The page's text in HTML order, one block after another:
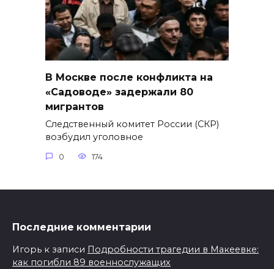
В Москве после конфликта на
«Садоводе» задержали 80
мигрантов
Следственный комитет России (СКР)
возбудил уголовное
0 174
Последние комментарии
Игорь к записи Подробности трагедии в Макеевке:
как погибли 89 военнослужащих